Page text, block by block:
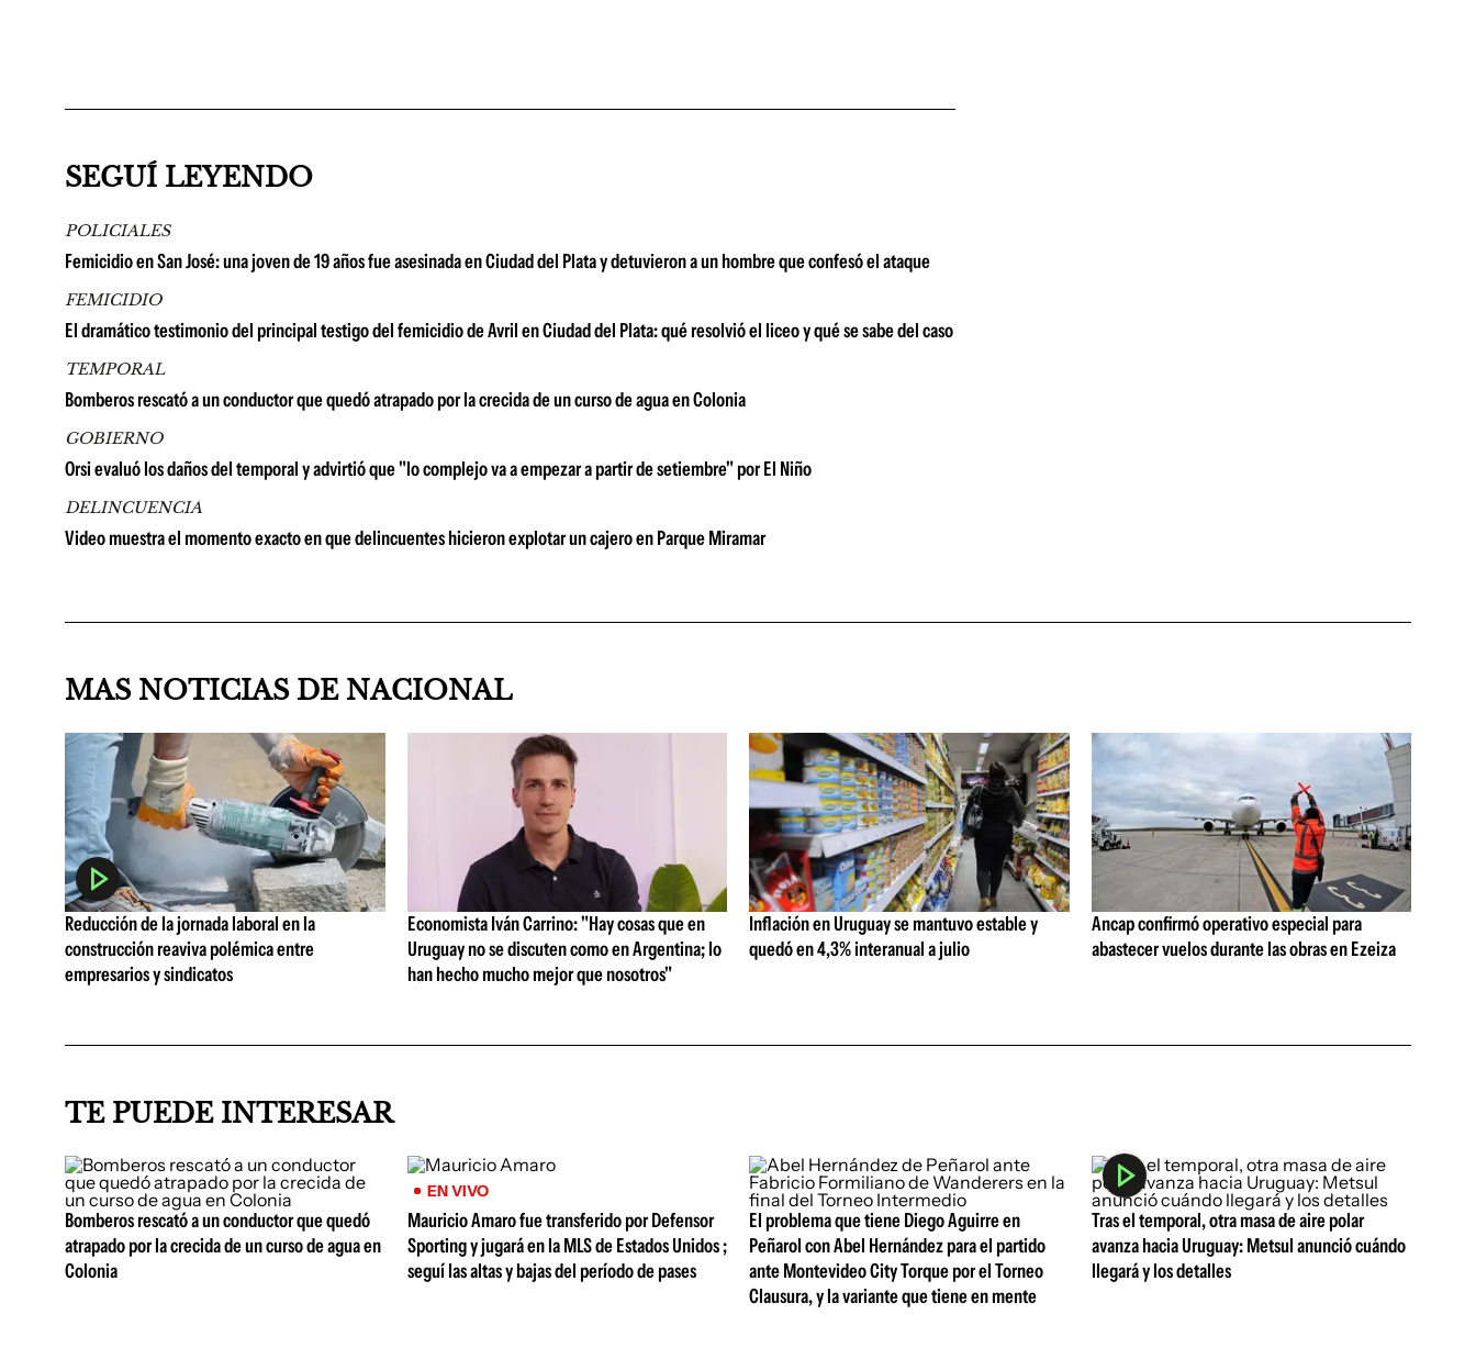
SEGUÍ LEYENDO
POLICIALES
Femicidio en San José: una joven de 19 años fue asesinada en Ciudad del Plata y detuvieron a un hombre que confesó el ataque
FEMICIDIO
El dramático testimonio del principal testigo del femicidio de Avril en Ciudad del Plata: qué resolvió el liceo y qué se sabe del caso
TEMPORAL
Bomberos rescató a un conductor que quedó atrapado por la crecida de un curso de agua en Colonia
GOBIERNO
Orsi evaluó los daños del temporal y advirtió que "lo complejo va a empezar a partir de setiembre" por El Niño
DELINCUENCIA
Video muestra el momento exacto en que delincuentes hicieron explotar un cajero en Parque Miramar
MAS NOTICIAS DE NACIONAL
Reducción de la jornada laboral en la
construcción reaviva polémica entre
empresarios y sindicatos
Economista Iván Carrino: "Hay cosas que en
Uruguay no se discuten como en Argentina; lo
han hecho mucho mejor que nosotros"
Inflación en Uruguay se mantuvo estable y
quedó en 4,3% interanual a julio
Ancap confirmó operativo especial para
abastecer vuelos durante las obras en Ezeiza
TE PUEDE INTERESAR
Bomberos rescató a un conductor que quedó
atrapado por la crecida de un curso de agua en
Colonia
EN VIVO
Mauricio Amaro fue transferido por Defensor
Sporting y jugará en la MLS de Estados Unidos ;
seguí las altas y bajas del período de pases
El problema que tiene Diego Aguirre en
Peñarol con Abel Hernández para el partido
ante Montevideo City Torque por el Torneo
Clausura, y la variante que tiene en mente
Tras el temporal, otra masa de aire polar
avanza hacia Uruguay: Metsul anunció cuándo
llegará y los detalles